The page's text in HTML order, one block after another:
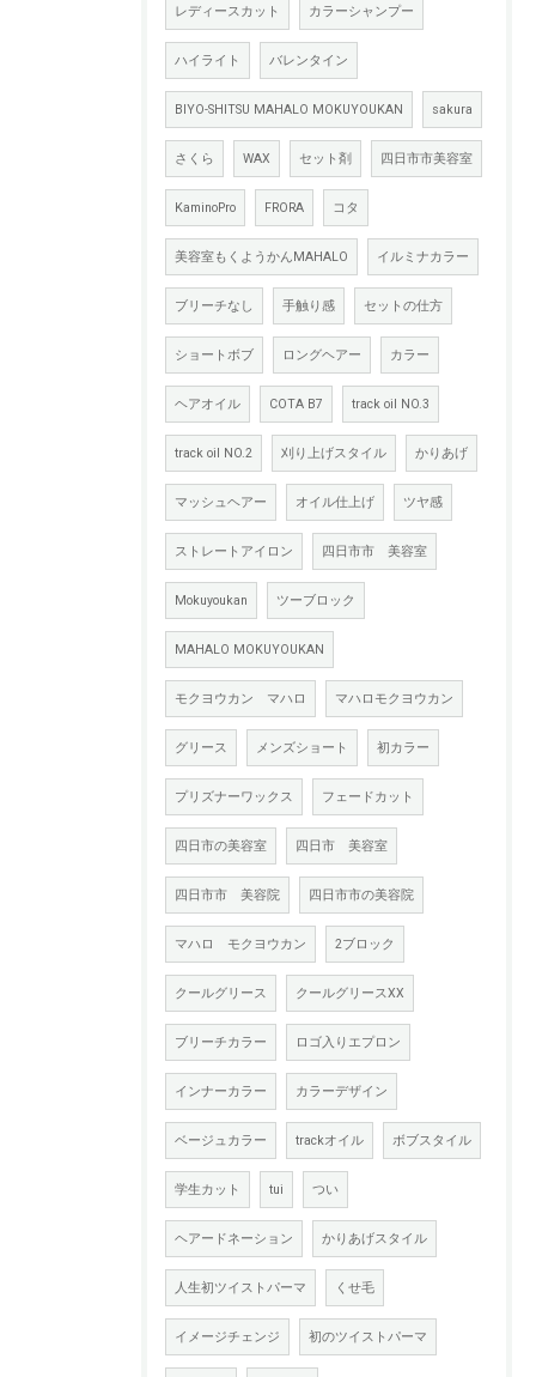
レディースカット カラーシャンプー
ハイライト バレンタイン
BIYO-SHITSU MAHALO MOKUYOUKAN sakura
さくら WAX セット剤 四日市市美容室
KaminoPro FRORA コタ
美容室もくようかんMAHALO イルミナカラー
ブリーチなし 手触り感 セットの仕方
ショートボブ ロングヘアー カラー
ヘアオイル COTA B7 track oil NO.3
track oil NO.2 刈り上げスタイル かりあげ
マッシュヘアー オイル仕上げ ツヤ感
ストレートアイロン 四日市市 美容室
Mokuyoukan ツーブロック
MAHALO MOKUYOUKAN
モクヨウカン マハロ マハロモクヨウカン
グリース メンズショート 初カラー
プリズナーワックス フェードカット
四日市の美容室 四日市 美容室
四日市市 美容院 四日市市の美容院
マハロ モクヨウカン 2ブロック
クールグリース クールグリースXX
ブリーチカラー ロゴ入りエプロン
インナーカラー カラーデザイン
ベージュカラー trackオイル ボブスタイル
学生カット tui つい
ヘアードネーション かりあげスタイル
人生初ツイストパーマ くせ毛
イメージチェンジ 初のツイストパーマ